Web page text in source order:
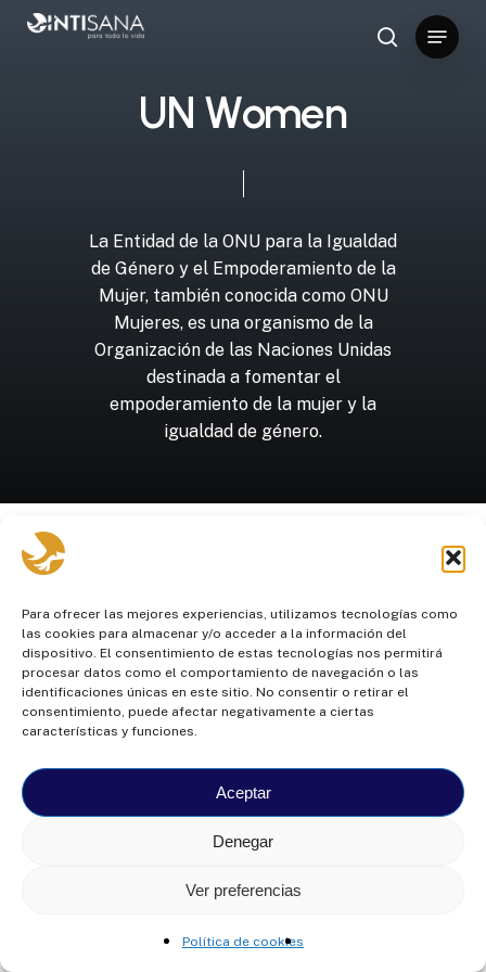
Para ofrecer las mejores experiencias, utilizamos tecnologías como
las cookies para almacenar y/o acceder a la información del
dispositivo. El consentimiento de estas tecnologías nos permitirá
procesar datos como el comportamiento de navegación o las
identificaciones únicas en este sitio. No consentir o retirar el
consentimiento, puede afectar negativamente a ciertas
características y funciones.
Aceptar
Denegar
Ver preferencias
Política de cookies
Skip
search
Menu
UN Women
La Entidad de la ONU para la Igualdad
de Género y el Empoderamiento de la
Mujer, también conocida como ONU
Mujeres, es una organismo de la
Organización de las Naciones Unidas
destinada a fomentar el
empoderamiento de la mujer y la
igualdad de género.
Organización
de Estados
Americanos
© Colegio Intisana2026